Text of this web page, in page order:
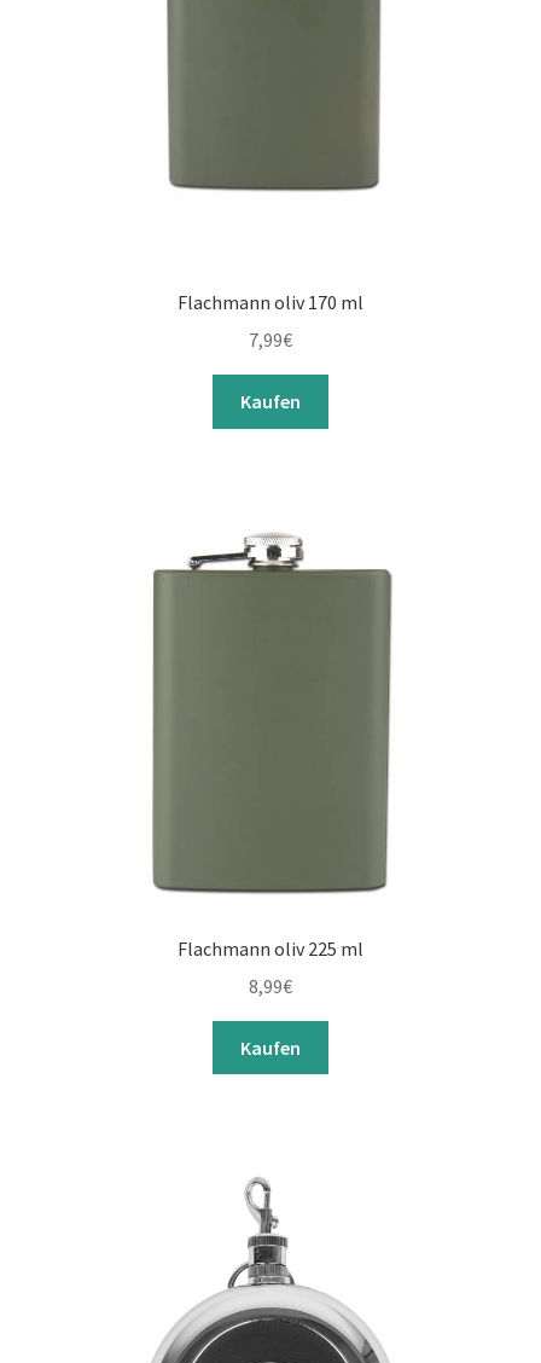
Flachmann oliv 170 ml
7,99€
Kaufen
Flachmann oliv 225 ml
8,99€
Kaufen